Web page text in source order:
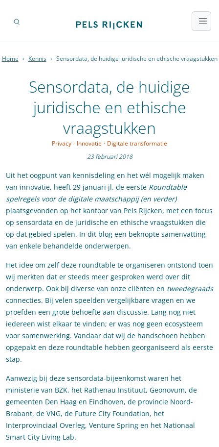
Home › Kennis › Sensordata, de huidige juridische en ethische vraagstukken
Sensordata, de huidige
juridische en ethische
vraagstukken
Privacy · Innovatie · Digitale transformatie
23 februari 2018
Uit het oogpunt van kennisdeling en het wél mogelijk maken
van innovatie, heeft 29 januari jl. de eerste Roundtable
spelregels voor de digitale maatschappij (en verder)
plaatsgevonden op het kantoor van Pels Rijcken, met een focus
op sensordata en de juridische en ethische vraagstukken die
op dat gebied spelen. In dit blog een beknopte samenvatting
van enkele behandelde onderwerpen.
Het idee om zelf deze roundtable te organiseren ontstond toen
wij merkten dat er steeds meer gesproken werd over dit
onderwerp. Ook bij diverse van onze cliënten en tweedegraads
connecties. Bij velen speelden vergelijkbare vragen en we
proefden een grote behoefte aan discussie. Lang nog niet
iedereen wist elkaar te vinden; er was nog geen ecosysteem
voor samenwerking. Vandaar dat wij de handschoen hebben
opgepakt en deze roundtable hebben georganiseerd als eerste
stap.
Aanwezig bij deze sensordata-bijeenkomst waren het
ministerie van BZK, het Rathenau Instituut, Geonovum, de
gemeenten Den Haag en Eindhoven, de provincie Noord-
Brabant, de VNG, de Future City Foundation, het
Interprovinciaal Overleg, Venture Spring en het Nationaal
Smart City Living Lab.